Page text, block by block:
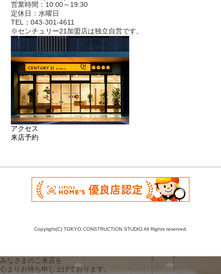
営業時間：10:00～19:30
定休日：水曜日
TEL：043-301-4611
※センチュリー21加盟店は独立自営です。
アクセス
来店予約
Copyright(C) TOKYO CONSTRUCTION STUDIO All Rights reserved.
みなさまのご来店を
心よりお待ち申し上げております。